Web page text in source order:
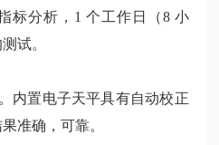
标分析，1 个工作日（8 小
试。
内置电子天平具有自动校正
准确，可靠。